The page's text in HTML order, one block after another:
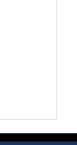
El
la